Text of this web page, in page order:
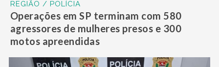
REGIÃO / POLÍCIA
Operações em SP terminam com 580
agressores de mulheres presos e 300
motos apreendidas